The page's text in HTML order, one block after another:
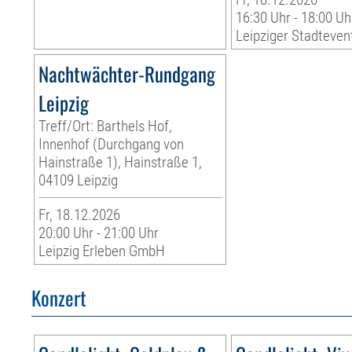
16:30 Uhr - 18:00
Leipziger
Nachtwächter-Rundgang
Leipzig
Treff/Ort: Barthels Hof,
Innenhof (Durchgang von
Hainstraße 1), Hainstraße 1,
04109 Leipzig
Fr, 18.12.2026
20:00 Uhr - 21:00 Uhr
Leipzig Erleben GmbH
Konzert